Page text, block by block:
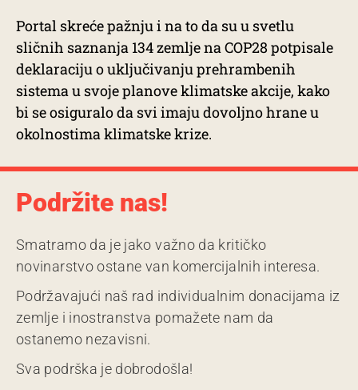
Portal skreće pažnju i na to da su u svetlu
sličnih saznanja 134 zemlje na COP28 potpisale
deklaraciju o uključivanju prehrambenih
sistema u svoje planove klimatske akcije, kako
bi se osiguralo da svi imaju dovoljno hrane u
okolnostima klimatske krize.
Podržite nas!
Smatramo da je jako važno da kritičko
novinarstvo ostane van komercijalnih interesa.
Podržavajući naš rad individualnim donacijama iz
zemlje i inostranstva pomažete nam da
ostanemo nezavisni.
Sva podrška je dobrodošla!